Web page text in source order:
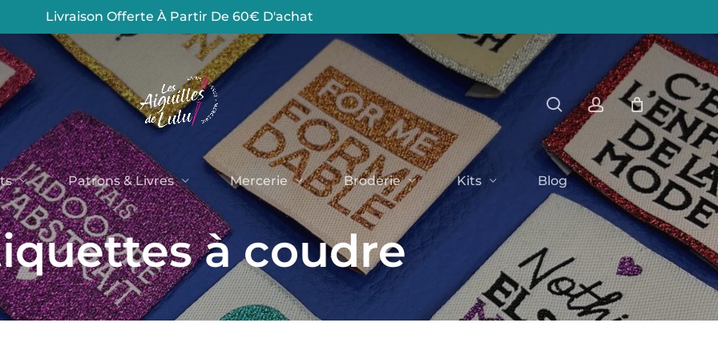
Livraison Offerte À Partir De 60€ D'achat
account
Patrons & Livres Mercerie Broderie Kits Blog
Panier Close
Cart
à coudre